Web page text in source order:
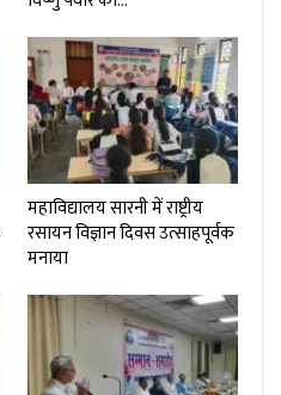
महाविद्यालय सारनी में राष्ट्रीय
रसायन विज्ञान दिवस उत्साहपूर्वक
मनाया